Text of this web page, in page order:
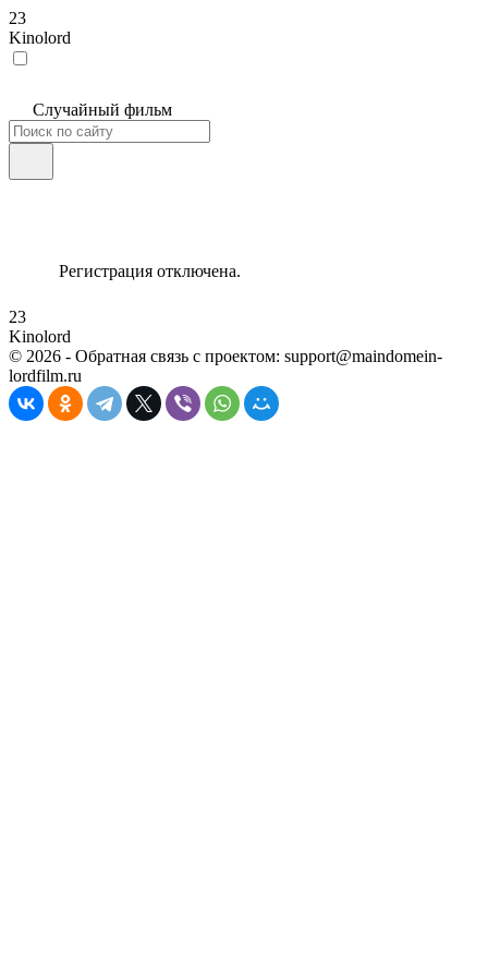
23
Kinolord
Случайный фильм
Регистрация отключена.
23
Kinolord
© 2026 - Обратная связь с проектом: support@maindomein-
lordfilm.ru